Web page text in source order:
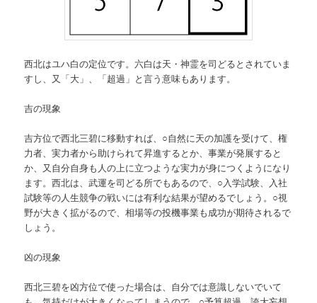
西北はユハ白の定位です。六白は天・神霊を司どるとされていま
すし、又「大」、「超過」と言う意味もあります。
吉の現象
吉方位で西北三碧に移動すれば、○自然に天の加護を受けて、権
力者、実力者から助けられて昇進するとか、事業が発展すると
か、又自分自身も人の上に立つような実力が身につくようになり
ます。西北は、武運を司どる所でもあるので、○入学試験、入社
試験等の人生競争の戦いには有利な結果が望めるでしょう。○視
野が大きく拡がるので、相場等の投機事業も成功が期待されるで
しょう。
凶の現象
西北三碧を凶方位で使った場合は、自分では意識しないでいて